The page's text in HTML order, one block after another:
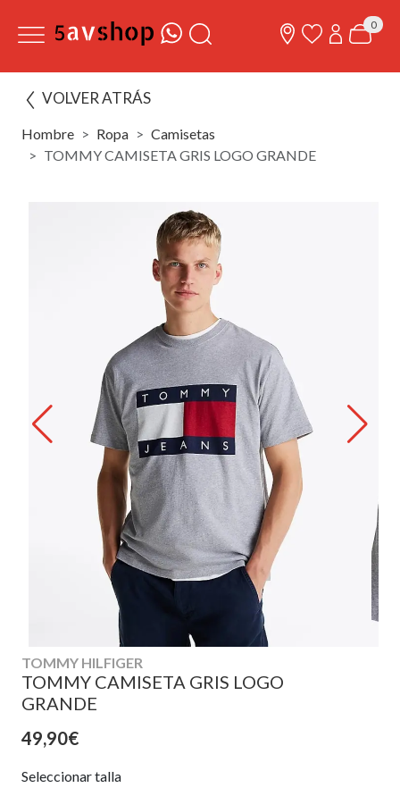
0
VOLVER ATRÁS
Hombre Ropa
Camisetas
TOMMY CAMISETA GRIS LOGO GRANDE
TOMMY HILFIGER
TOMMY CAMISETA GRIS LOGO
GRANDE
49,90€
Seleccionar talla